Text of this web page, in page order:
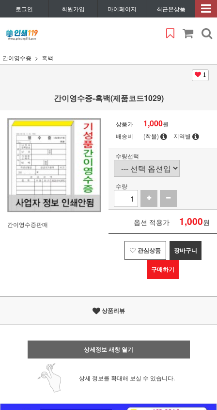
로그인 회원가입 마이페이지 최근본상품
간이영수증 흑백
1
간이영수증-흑백(제품코드1029)
간이영수증판매
상품가 1,000원
배송비
(착불) 지역별
수량선택
수량
옵션 적용가 1,000원
관심상품 장바구니
구매하기
상품리뷰
상세정보 새창 열기
상세 정보를 확대해 보실 수 있습니다.